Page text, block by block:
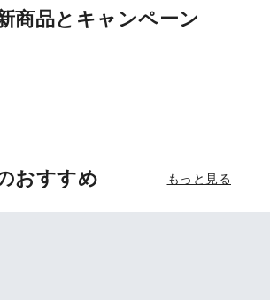
商品とキャンペーン
おすすめ もっと見る